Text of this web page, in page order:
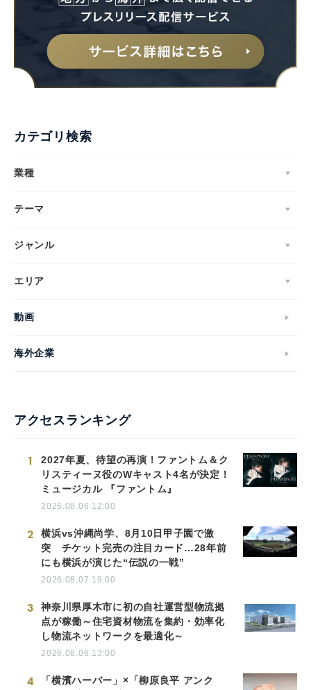
カテゴリ検索
業種
テーマ
ジャンル
エリア
動画
海外企業
アクセスランキング
1
2027年夏、待望の再演！ファントム＆ク
リスティーヌ役のWキャスト4名が決定！
ミュージカル 『ファントム』
2026.08.06 12:00
2
横浜vs沖縄尚学、8月10日甲子園で激
突 チケット完売の注目カード…28年前
にも横浜が演じた“伝説の一戦”
2026.08.07 19:00
3
神奈川県厚木市に初の自社運営型物流拠
点が稼働～住宅資材物流を集約・効率化
し物流ネットワークを最適化～
2026.08.06 13:00
4
「横濱ハーバー」×「柳原良平 アンク